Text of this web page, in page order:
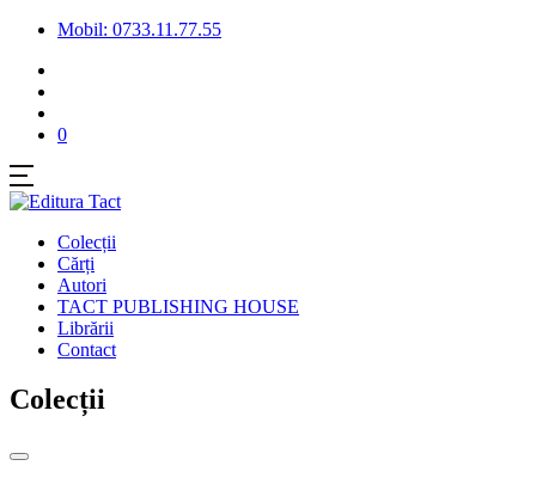
Mobil: 0733.11.77.55
0
Colecții
Cărți
Autori
TACT PUBLISHING HOUSE
Librării
Contact
Colecții